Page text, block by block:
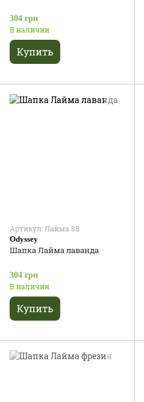
304 грн
В наличии
Купить
Артикул: Лайма 88
Odyssey
Шапка Лайма лаванда
304 грн
В наличии
Купить